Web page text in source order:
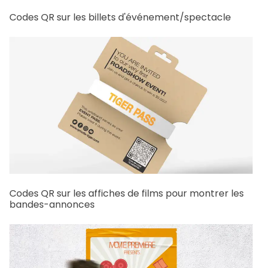
Codes QR sur les billets d'événement/spectacle
Codes QR sur les affiches de films pour montrer les
bandes-annonces